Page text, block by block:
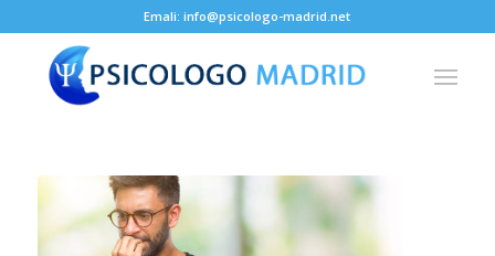
Emali: info@psicologo-madrid.net